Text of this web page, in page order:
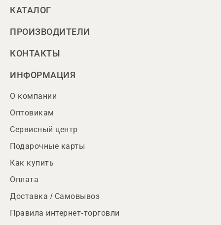
КАТАЛОГ
ПРОИЗВОДИТЕЛИ
КОНТАКТЫ
ИНФОРМАЦИЯ
О компании
Оптовикам
Сервисный центр
Подарочные карты
Как купить
Оплата
Доставка / Самовывоз
Правила интернет-торговли